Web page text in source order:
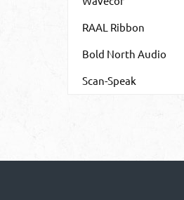
RAAL Ribbon
Bold North Audio
Scan-Speak